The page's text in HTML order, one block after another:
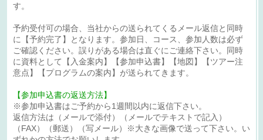
す。
予約受付可の場合、当社からの送られてくるメール返信と同時
に【予約完了】となります。参加日、コース、参加人数は必ず
ご確認ください。誤りがある場合は直ぐにご連絡下さい。同時
に資料として【入金案内】【参加申込書】【地図】【ツアー注
意点】【プログラムの案内】が送られてきます。
【参加申込書の返送方法】
※参加申込書はご予約から1週間以内に返信下さい。
返信方法は（メールで添付）（メールでテキストで記入）
（FAX）（郵送）（写メール）※大きな画像で送って下さい。い